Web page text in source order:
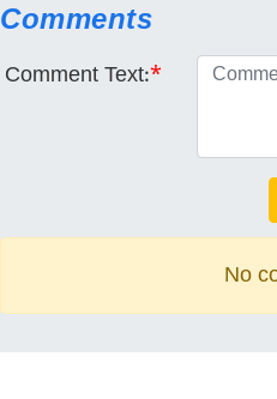
Comments
Comment Text:*
No